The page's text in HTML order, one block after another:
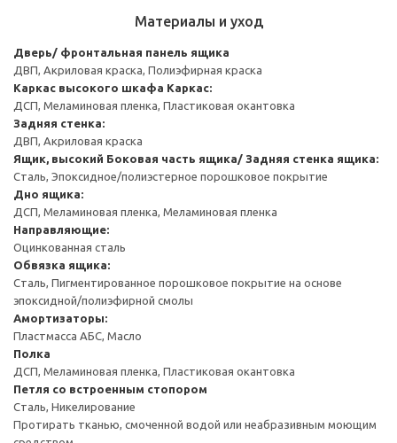
Материалы и уход
Дверь/ фронтальная панель ящика
ДВП, Акриловая краска, Полиэфирная краска
Каркас высокого шкафа Каркас:
ДСП, Меламиновая пленка, Пластиковая окантовка
Задняя стенка:
ДВП, Акриловая краска
Ящик, высокий Боковая часть ящика/ Задняя стенка ящика:
Сталь, Эпоксидное/полиэстерное порошковое покрытие
Дно ящика:
ДСП, Меламиновая пленка, Меламиновая пленка
Направляющие:
Оцинкованная сталь
Обвязка ящика:
Сталь, Пигментированное порошковое покрытие на основе
эпоксидной/полиэфирной смолы
Амортизаторы:
Пластмасса АБС, Масло
Полка
ДСП, Меламиновая пленка, Пластиковая окантовка
Петля со встроенным стопором
Сталь, Никелирование
Протирать тканью, смоченной водой или неабразивным моющим